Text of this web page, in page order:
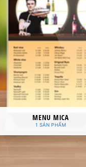
MENU MICA
1 SẢN PHẨM